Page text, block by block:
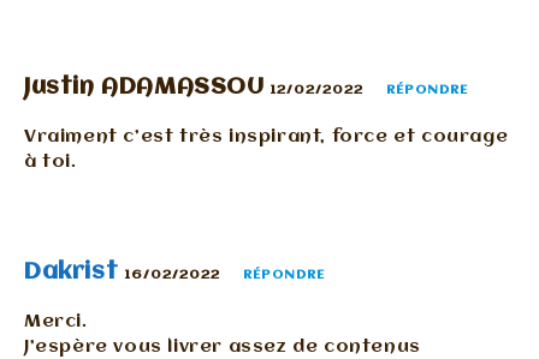
Justin ADAMASSOU12/02/2022 RÉPONDRE
Vraiment c’est très inspirant, force et courage
à toi.
Dakrist 16/02/2022 RÉPONDRE
Merci.
J’espère vous livrer assez de contenus